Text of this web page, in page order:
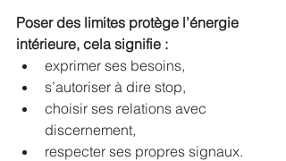
Poser des limites protège l’énergie
intérieure, cela signifie :
exprimer ses besoins,
s’autoriser à dire stop,
choisir ses relations avec
discernement,
respecter ses propres signaux.